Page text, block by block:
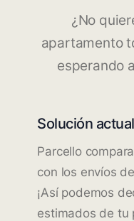
¿No
apartamento
esperando
Solución
Parcello
con los envíos
¡Así podemos
estimados de tu